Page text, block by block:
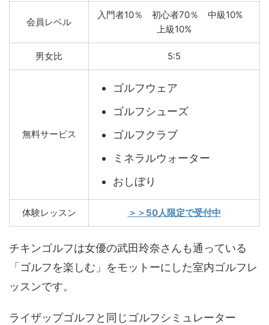
会員レベル
入門者10％ 初心者70％ 中級10%
上級10%
男女比 5:5
無料サービス
ゴルフウェア
ゴルフシューズ
ゴルフクラブ
ミネラルウォーター
おしぼり
体験レッスン ＞＞50人限定で受付中
チキンゴルフは女優の武田玲奈さんも通っている
「ゴルフを楽しむ」をモットーにした室内ゴルフレ
ッスンです。
ライザップゴルフと同じゴルフシミュレーター